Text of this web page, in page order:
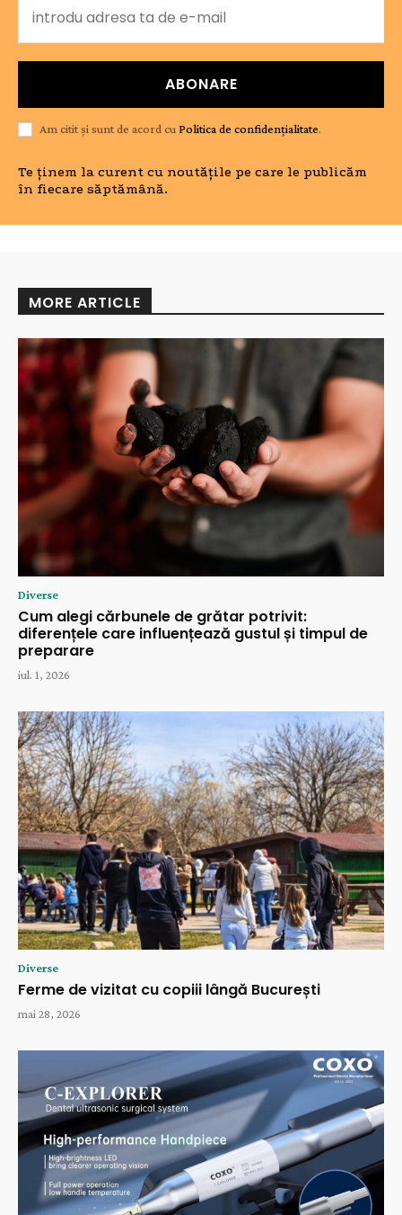
ABONARE
Am citit și sunt de acord cu Politica de confidențialitate.
Te ținem la curent cu noutățile pe care le publicăm
în fiecare săptămână.
MORE ARTICLE
Diverse
Cum alegi cărbunele de grătar potrivit:
diferențele care influențează gustul și timpul de
preparare
iul. 1, 2026
Diverse
Ferme de vizitat cu copiii lângă București
mai 28, 2026